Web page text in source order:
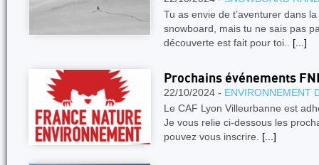
Tu as envie de t’aventurer dans
snowboard, mais tu ne sais pas
découverte est fait pour toi.. [...]
Prochains événements
22/10/2024 - ENVIRONNEMENT
Le CAF Lyon Villeurbanne est
Je vous relie ci-dessous les
pouvez vous inscrire. [...]